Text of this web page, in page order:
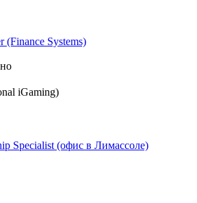
(Finance Systems)
iGaming)
Specialist (офис в Лимассоле)